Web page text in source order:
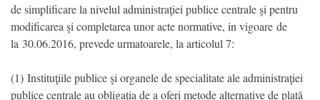
de simplificare la nivelul administraţiei publice centrale şi pentru
modificarea şi completarea unor acte normative, in vigoare de
la 30.06.2016, prevede urmatoarele, la articolul 7:
(1) Instituţiile publice şi organele de specialitate ale administraţiei
publice centrale au obligaţia de a oferi metode alternative de plată